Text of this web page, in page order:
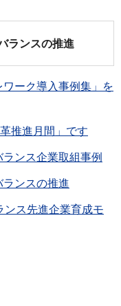
ランスの推進
ワーク導入事例集」を
推進月間」です
ンス企業取組事例
ンスの推進
ンス先進企業育成モ